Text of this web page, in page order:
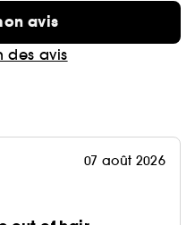
avis
des avis
07 août 2026